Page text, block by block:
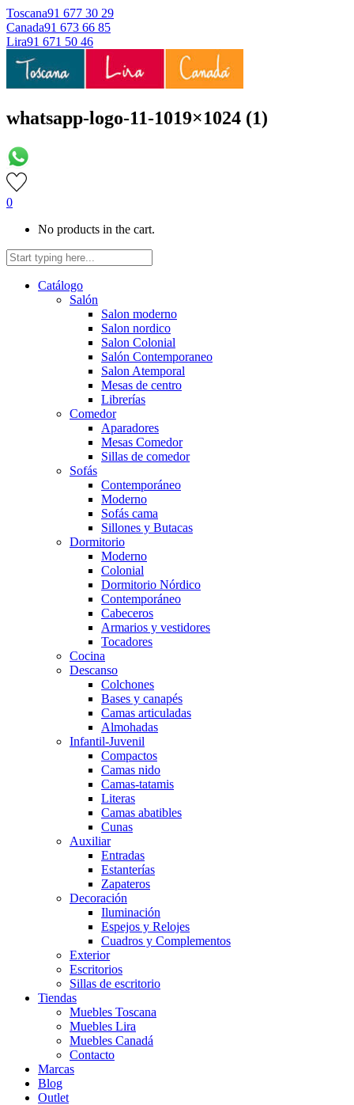
Toscana91 677 30 29
Canada91 673 66 85
Lira91 671 50 46
whatsapp-logo-11-1019×1024 (1)
0
No products in the cart.
Catálogo
Salón
Salon moderno
Salon nordico
Salon Colonial
Salón Contemporaneo
Salon Atemporal
Mesas de centro
Librerías
Comedor
Aparadores
Mesas Comedor
Sillas de comedor
Sofás
Contemporáneo
Moderno
Sofás cama
Sillones y Butacas
Dormitorio
Moderno
Colonial
Dormitorio Nórdico
Contemporáneo
Cabeceros
Armarios y vestidores
Tocadores
Cocina
Descanso
Colchones
Bases y canapés
Camas articuladas
Almohadas
Infantil-Juvenil
Compactos
Camas nido
Camas-tatamis
Literas
Camas abatibles
Cunas
Auxiliar
Entradas
Estanterías
Zapateros
Decoración
Iluminación
Espejos y Relojes
Cuadros y Complementos
Exterior
Escritorios
Sillas de escritorio
Tiendas
Muebles Toscana
Muebles Lira
Muebles Canadá
Contacto
Marcas
Blog
Outlet